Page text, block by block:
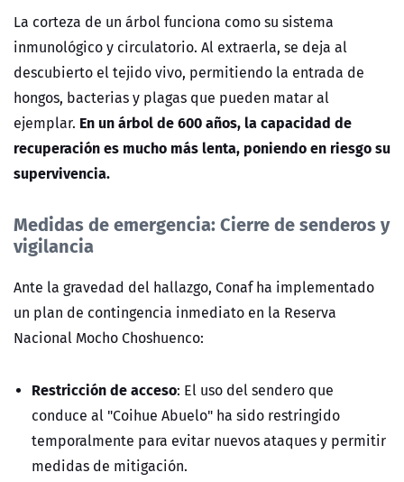
La corteza de un árbol funciona como su sistema
inmunológico y circulatorio. Al extraerla, se deja al
descubierto el tejido vivo, permitiendo la entrada de
hongos, bacterias y plagas que pueden matar al
ejemplar. En un árbol de 600 años, la capacidad de
recuperación es mucho más lenta, poniendo en riesgo su
supervivencia.
Medidas de emergencia: Cierre de senderos y
vigilancia
Ante la gravedad del hallazgo, Conaf ha implementado
un plan de contingencia inmediato en la Reserva
Nacional Mocho Choshuenco:
Restricción de acceso: El uso del sendero que
conduce al "Coihue Abuelo" ha sido restringido
temporalmente para evitar nuevos ataques y permitir
medidas de mitigación.